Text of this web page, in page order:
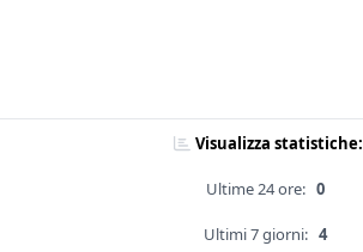
Visualizza statistiche:
Ultime 24 ore: 0
Ultimi 7 giorni: 4